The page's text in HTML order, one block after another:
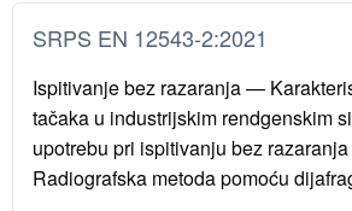
SRPS EN 12543-2:2021
Ispitivanje bez razaranja —
tačaka u industrijskim rendgenskim
upotrebu pri ispitivanju bez
Radiografska metoda pomoću